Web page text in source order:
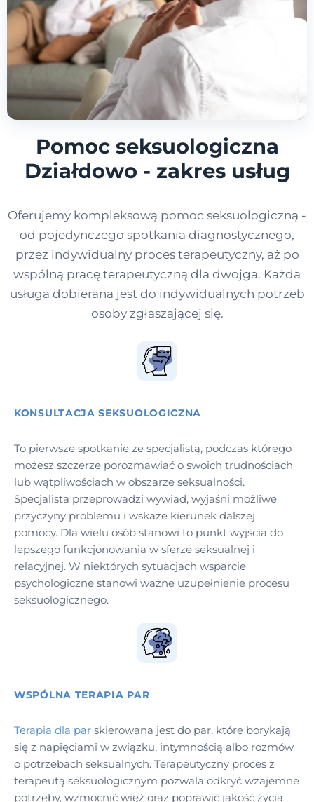
Pomoc seksuologiczna
Działdowo - zakres usług
Oferujemy kompleksową pomoc seksuologiczną -
od pojedynczego spotkania diagnostycznego,
przez indywidualny proces terapeutyczny, aż po
wspólną pracę terapeutyczną dla dwojga. Każda
usługa dobierana jest do indywidualnych potrzeb
osoby zgłaszającej się.
KONSULTACJA SEKSUOLOGICZNA
To pierwsze spotkanie ze specjalistą, podczas którego
możesz szczerze porozmawiać o swoich trudnościach
lub wątpliwościach w obszarze seksualności.
Specjalista przeprowadzi wywiad, wyjaśni możliwe
przyczyny problemu i wskaże kierunek dalszej
pomocy. Dla wielu osób stanowi to punkt wyjścia do
lepszego funkcjonowania w sferze seksualnej i
relacyjnej. W niektórych sytuacjach wsparcie
psychologiczne stanowi ważne uzupełnienie procesu
seksuologicznego.
WSPÓLNA TERAPIA PAR
Terapia dla par skierowana jest do par, które borykają
się z napięciami w związku, intymnością albo rozmów
o potrzebach seksualnych. Terapeutyczny proces z
terapeutą seksuologicznym pozwala odkryć wzajemne
potrzeby, wzmocnić więź oraz poprawić jakość życia